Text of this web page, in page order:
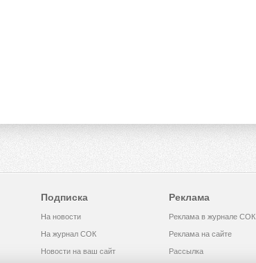
Подписка
На новости
На журнал СОК
Новости на ваш сайт
Реклама
Реклама в журнале СОК
Реклама на сайте
Рассылка